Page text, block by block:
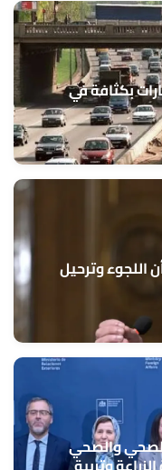
بكثافة في
اللجوء وترحيل
والصحي